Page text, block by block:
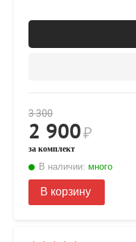
3 300
2 900₽
за комплект
В наличии: много
В корзину